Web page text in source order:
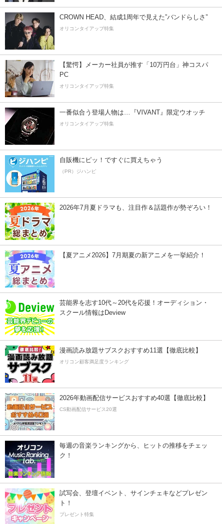
CROWN HEAD、結成1周年で見えた”バンドらしさ”
オリコンタイアップ特集
【驚愕】メーカー社員が推す「10万円台」神コスパ
PC
オリコンタイアップ特集
一番似合う登場人物は…『VIVANT』限定ウオッチ
オリコンタイアップ特集
自販機にピッ！ですぐに買えちゃう
（PR）ジハンピ
2026年7月夏ドラマも、注目作＆話題作が勢ぞろい！
【夏アニメ2026】7月期夏の新アニメを一挙紹介！
芸能界を志す10代～20代を応援！オーディション・
スクール情報はDeview
漫画読み放題サブスクおすすめ11選【徹底比較】
オリコン顧客満足度ランキング
2026年動画配信サービスおすすめ40選【徹底比較】
CS動画配信サービス20選
毎週の音楽ランキングから、ヒットの推移をチェッ
ク！
試写会、登壇イベント、サインチェキなどプレゼン
ト！
プレゼント特集